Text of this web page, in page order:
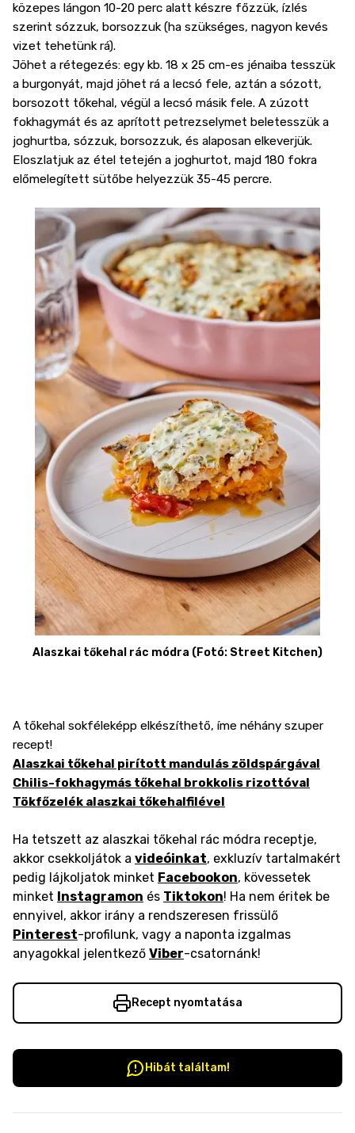
közepes lángon 10-20 perc alatt készre főzzük, ízlés
szerint sózzuk, borsozzuk (ha szükséges, nagyon kevés
vizet tehetünk rá).
Jöhet a rétegezés: egy kb. 18 x 25 cm-es jénaiba tesszük
a burgonyát, majd jöhet rá a lecsó fele, aztán a sózott,
borsozott tőkehal, végül a lecsó másik fele. A zúzott
fokhagymát és az aprított petrezselymet beletesszük a
joghurtba, sózzuk, borsozzuk, és alaposan elkeverjük.
Eloszlatjuk az étel tetején a joghurtot, majd 180 fokra
előmelegített sütőbe helyezzük 35-45 percre.
Alaszkai tőkehal rác módra (Fotó: Street Kitchen)
A tőkehal sokféleképp elkészíthető, íme néhány szuper
recept!
Alaszkai tőkehal pirított mandulás zöldspárgával
Chilis-fokhagymás tőkehal brokkolis rizottóval
Tökfőzelék alaszkai tőkehalfilével
Ha tetszett az alaszkai tőkehal rác módra receptje,
akkor csekkoljátok a videóinkat, exkluzív tartalmakért
pedig lájkoljatok minket Facebookon, kövessetek
minket Instagramon és Tiktokon! Ha nem éritek be
ennyivel, akkor irány a rendszeresen frissülő
Pinterest-profilunk, vagy a naponta izgalmas
anyagokkal jelentkező Viber-csatornánk!
Recept nyomtatása
Hibát találtam!